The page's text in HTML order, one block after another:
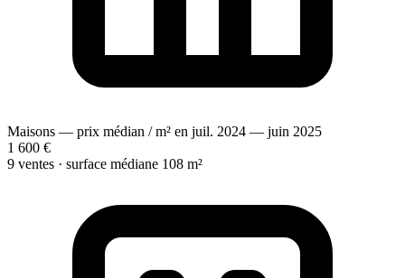
Maisons — prix médian / m² en juil. 2024 — juin 2025
1 600 €
9 ventes · surface médiane 108 m²